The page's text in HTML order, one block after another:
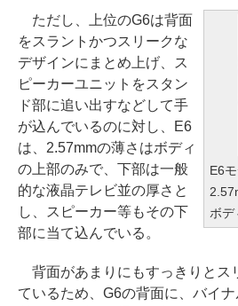
E6
ボデ
ただし、上位のG6は背面
をスラントかつスリークな
デザインにまとめ上げ、ス
ピーカーユニットをスタン
ド部に追い出すなどして手
が込んでいるのに対し、E6
は、2.57mmの薄さはボディ
の上部のみで、下部は一般
的な液晶テレビ並の厚さと
し、スピーカー等もその下
部に当て込んでいる。
背面があまりにもすっきりとス
ているため、G6の背面に、バイ